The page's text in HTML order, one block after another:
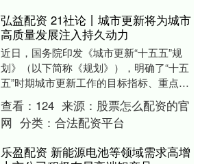
弘益配资 21社论丨城市更新将为城市
高质量发展注入持久动力
近日，国务院印发《城市更新“十五五”规
划》（以下简称《规划》），明确了“十五
五”时期城市更新工作的目标指标、重点任
务、重大工程和政策举措，为全国城市更
新工作划定....
查看： 124 来源： 股票怎么配资的官
网 分类： 合法配资平台
乐盈配资 新能源电池等领域需求高增